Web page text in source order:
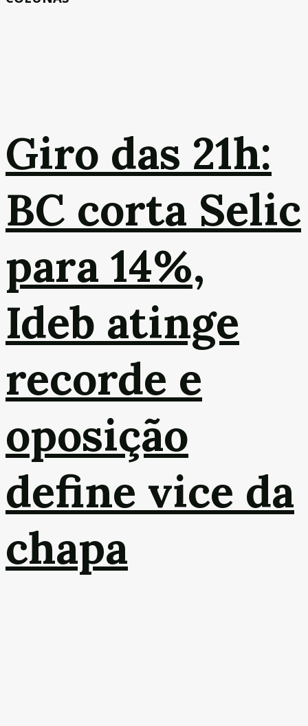
Giro das 21h:
BC corta Selic
para 14%,
Ideb atinge
recorde e
oposição
define vice da
chapa